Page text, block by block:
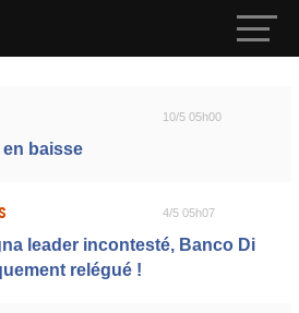
10/5 05h00
baisse
4/5 05h07
leader incontesté, Banco Di
relégué !